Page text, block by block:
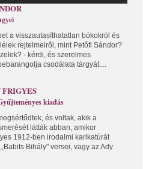
a visszautasíthatatlan bókokról és
rejtelmeiről, mint Petőfi Sándor?
- kérdi, és szerelmes
csodálata tárgyát....
kiadás
és voltak, akik a
látták abban, amikor
1912-ben irodalmi karikatúrát
Bihály" versei, vagy az Ady